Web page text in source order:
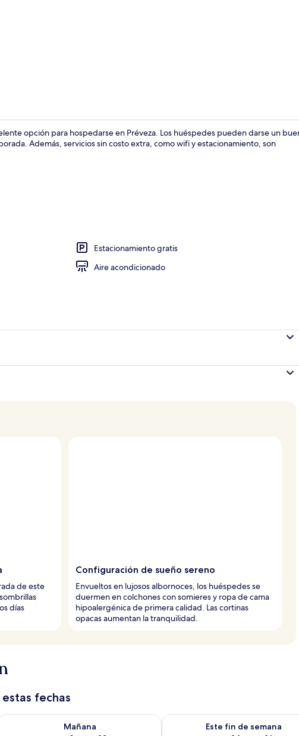
opción para hospedarse en Préveza. Los huéspedes pueden darse un
Además, servicios sin costo extra, como wifi y estacionamiento, son
Estacionamiento gratis
Aire acondicionado
de este
días
Configuración de sueño sereno
Envueltos en lujosos albornoces, los huéspedes se
duermen en colchones con somieres y ropa de cama
hipoalergénica de primera calidad. Las cortinas
opacas aumentan la tranquilidad.
fechas
- ago 9
Mañana
la disponibilidad para mañana ago 9 - ago 10
Este fin de semana
Consulta la disponibilidad para